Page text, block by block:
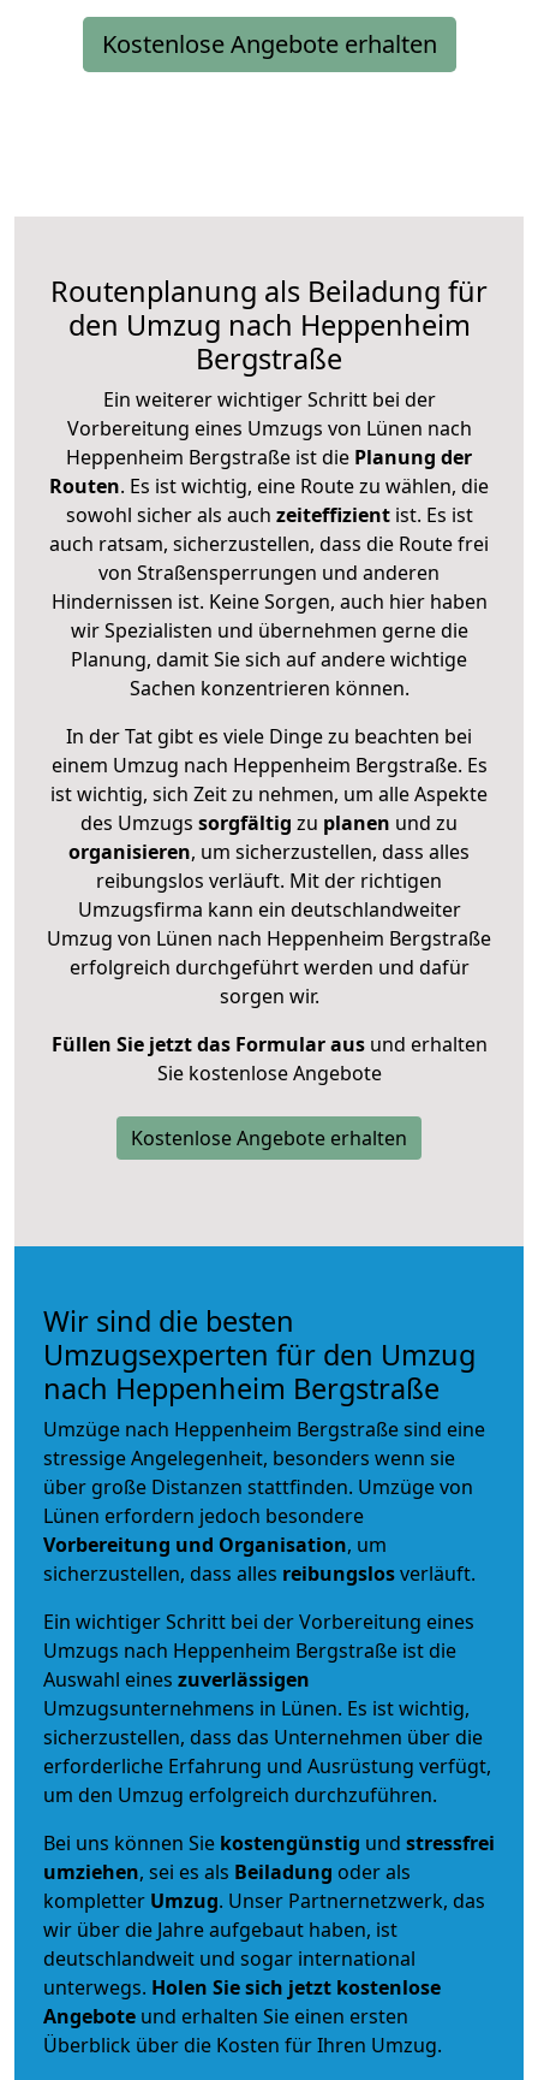
Kostenlose Angebote erhalten
Routenplanung als Beiladung für
den Umzug nach Heppenheim
Bergstraße
Ein weiterer wichtiger Schritt bei der
Vorbereitung eines Umzugs von Lünen nach
Heppenheim Bergstraße ist die Planung der
Routen. Es ist wichtig, eine Route zu wählen, die
sowohl sicher als auch zeiteffizientist. Es ist
auch ratsam, sicherzustellen, dass die Route frei
von Straßensperrungen und anderen
Hindernissen ist. Keine Sorgen, auch hier haben
wir Spezialisten und übernehmen gerne die
Planung, damit Sie sich auf andere wichtige
Sachen konzentrieren können.
In der Tat gibt es viele Dinge zu beachten bei
einem Umzug nach Heppenheim Bergstraße. Es
ist wichtig, sich Zeit zu nehmen, um alle Aspekte
des Umzugs sorgfältig zu planen und zu
organisieren, um sicherzustellen, dass alles
reibungslos verläuft. Mit der richtigen
Umzugsfirma kann ein deutschlandweiter
Umzug von Lünen nach Heppenheim Bergstraße
erfolgreich durchgeführt werden und dafür
sorgen wir.
Füllen Sie jetzt das Formular ausund erhalten
Sie kostenlose Angebote
Kostenlose Angebote erhalten
Wir sind die besten
Umzugsexperten für den Umzug
nach Heppenheim Bergstraße
Umzüge nach Heppenheim Bergstraße sind eine
stressige Angelegenheit, besonders wenn sie
über große Distanzen stattfinden. Umzüge von
Lünen erfordern jedoch besondere
Vorbereitung und Organisation, um
sicherzustellen, dass alles reibungslosverläuft.
Ein wichtiger Schritt bei der Vorbereitung eines
Umzugs nach Heppenheim Bergstraße ist die
Auswahl eines zuverlässigen
Umzugsunternehmens in Lünen. Es ist wichtig,
sicherzustellen, dass das Unternehmen über die
erforderliche Erfahrung und Ausrüstung verfügt,
um den Umzug erfolgreich durchzuführen.
Bei uns können Sie kostengünstig und stressfrei
umziehen, sei es als Beiladung oder als
kompletter Umzug. Unser Partnernetzwerk, das
wir über die Jahre aufgebaut haben, ist
deutschlandweit und sogar international
unterwegs. Holen Sie sich jetzt kostenlose
Angebote und erhalten Sie einen ersten
Überblick über die Kosten für Ihren Umzug.